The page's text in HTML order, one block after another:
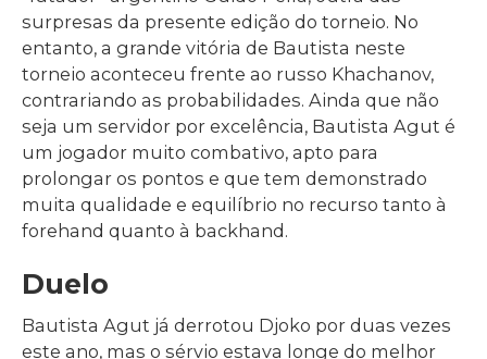
surpresas da presente edição do torneio. No
entanto, a grande vitória de Bautista neste
torneio aconteceu frente ao russo Khachanov,
contrariando as probabilidades. Ainda que não
seja um servidor por excelência, Bautista Agut é
um jogador muito combativo, apto para
prolongar os pontos e que tem demonstrado
muita qualidade e equilíbrio no recurso tanto à
forehand quanto à backhand.
Duelo
Bautista Agut já derrotou Djoko por duas vezes
este ano, mas o sérvio estava longe do melhor